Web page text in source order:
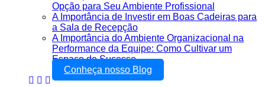
Opção para Seu Ambiente Profissional
A Importância de Investir em Boas Cadeiras para
a Sala de Recepção
A Importância do Ambiente Organizacional na
Performance da Equipe: Como Cultivar um
Espaço de Sucesso
Conheça nosso Blog